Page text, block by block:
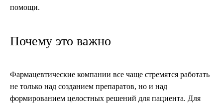
помощи.
Почему это важно
Фармацевтические компании все чаще стремятся работать
не только над созданием препаратов, но и над
формированием целостных решений для пациента. Для